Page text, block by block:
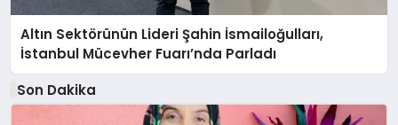
Altın Sektörünün Lideri Şahin İsmailoğulları,
İstanbul Mücevher Fuarı’nda Parladı ￼
Son Dakika